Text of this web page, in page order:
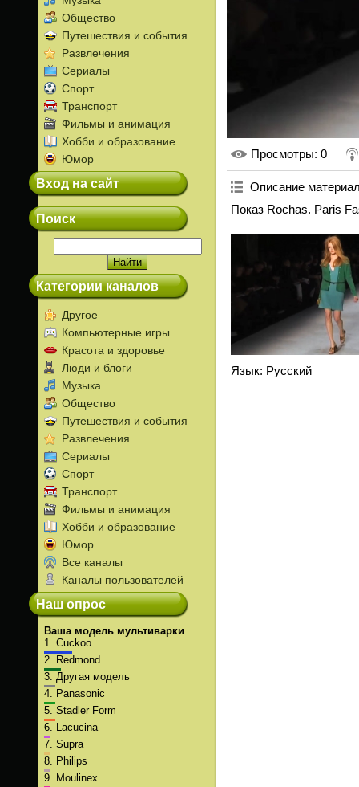
Общество
Путешествия и события
Развлечения
Сериалы
Спорт
Транспорт
Фильмы и анимация
Хобби и образование
Юмор
Вход на сайт
Поиск
Категории каналов
Другое
Компьютерные игры
Красота и здоровье
Люди и блоги
Музыка
Общество
Путешествия и события
Развлечения
Сериалы
Спорт
Транспорт
Фильмы и анимация
Хобби и образование
Юмор
Все каналы
Каналы пользователей
Наш опрос
Ваша модель мультиварки
1. Cuckoo
2.
Redmond
3. Другая модель
4.
Panasonic
5. Stadler Form
6.
Lacucina
7. Supra
8.
Philips
9.
Moulinex
Просмотры: 0
Описание
Показ Rochas. Paris
Язык: Русский